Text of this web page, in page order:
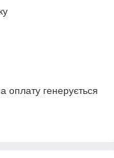
оплату генерується